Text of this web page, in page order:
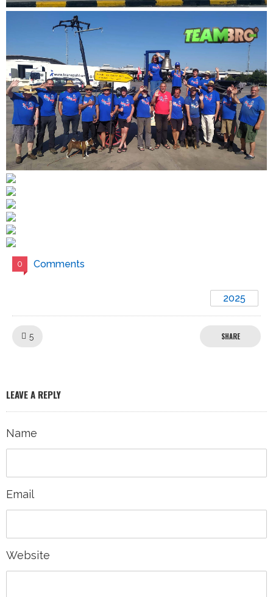
0 Comments
2025
5 SHARE
LEAVE A REPLY
Name
Email
Website